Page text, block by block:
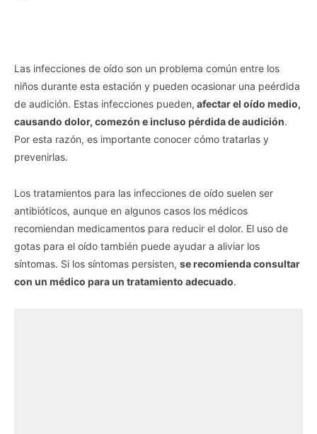
Las infecciones de oído son un problema común entre los
niños durante esta estación y pueden ocasionar una peérdida
de audición. Estas infecciones pueden, afectar el oído medio,
causando dolor, comezón e incluso pérdida de audición.
Por esta razón, es importante conocer cómo tratarlas y
prevenirlas.
Los tratamientos para las infecciones de oído suelen ser
antibióticos, aunque en algunos casos los médicos
recomiendan medicamentos para reducir el dolor. El uso de
gotas para el oído también puede ayudar a aliviar los
síntomas. Si los síntomas persisten, se recomienda consultar
con un médico para un tratamiento adecuado.